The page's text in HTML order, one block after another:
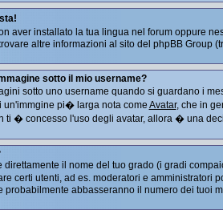
aver installato la tua lingua nel forum oppure
altre informazioni al sito del phpBB Group
sotto il mio username?
sotto uno username quando si guardano i
pi� larga nota come Avatar, che in
ti � concesso l'uso degli avatar, allora � una
direttamente il nome del tuo grado (i gradi
certi utenti, ad es. moderatori e
probabilmente abbasseranno il numero dei tuoi